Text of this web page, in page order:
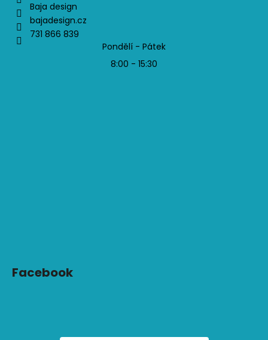
Baja design
bajadesign.cz
731 866 839
Pondělí - Pátek
8:00 - 15:30
Facebook